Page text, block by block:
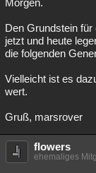
Morgen.
Den Grundstein
jetzt und heute
die folgenden
Vielleicht ist es
wert.
Gruß, marsrover
flowers
ehemaliges